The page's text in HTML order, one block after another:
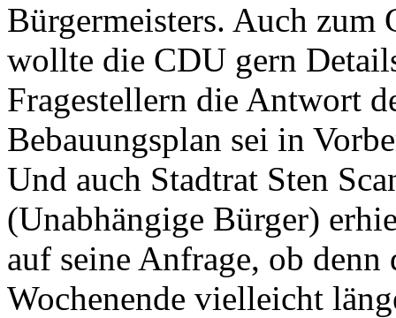
Bürgermeisters. Auch zum
wollte die CDU gern
Fragestellern die Antwort
Bebauungsplan sei in
Und auch Stadtrat Sten
(Unabhängige Bürger)
auf seine Anfrage, ob
Wochenende vielleicht